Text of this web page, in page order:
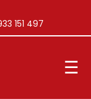
151 497
☰